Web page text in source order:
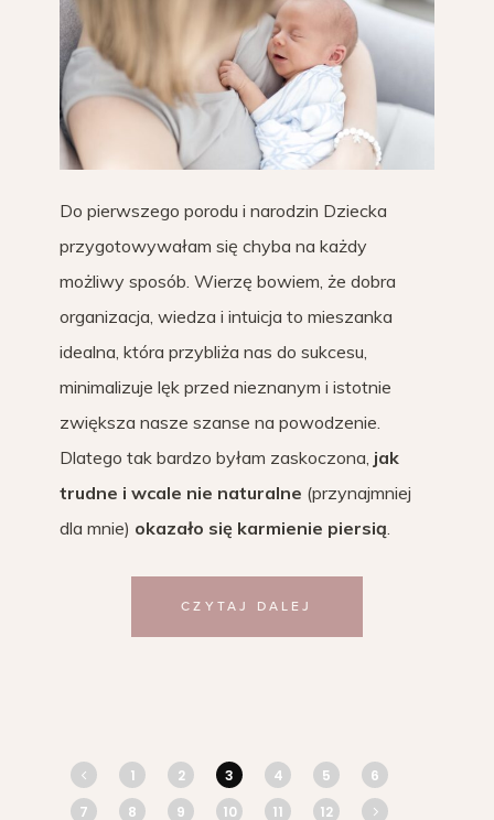
Do pierwszego porodu i narodzin Dziecka
przygotowywałam się chyba na każdy
możliwy sposób. Wierzę bowiem, że dobra
organizacja, wiedza i intuicja to mieszanka
idealna, która przybliża nas do sukcesu,
minimalizuje lęk przed nieznanym i istotnie
zwiększa nasze szanse na powodzenie.
Dlatego tak bardzo byłam zaskoczona, jak
trudne i wcale nie naturalne (przynajmniej
dla mnie) okazało się karmienie piersią
CZYTAJ DALEJ
1 2 3 4 5
6
7
8 9 10 11 12